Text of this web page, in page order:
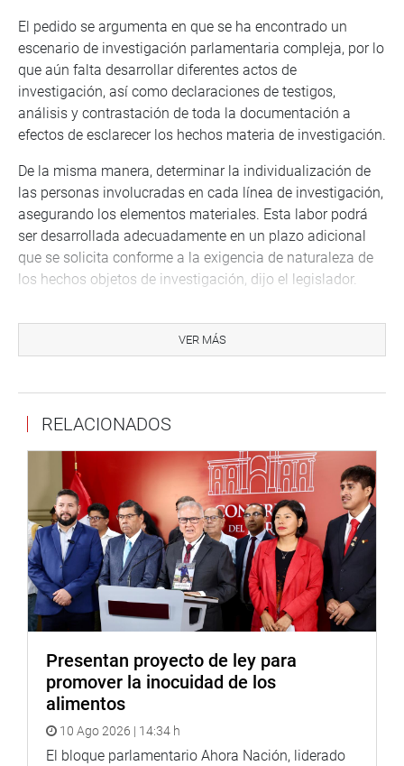
El pedido se argumenta en que se ha encontrado un
escenario de investigación parlamentaria compleja, por lo
que aún falta desarrollar diferentes actos de
investigación, así como declaraciones de testigos,
análisis y contrastación de toda la documentación a
efectos de esclarecer los hechos materia de investigación.
De la misma manera, determinar la individualización de
las personas involucradas en cada línea de investigación,
asegurando los elementos materiales. Esta labor podrá
ser desarrollada adecuadamente en un plazo adicional
que se solicita conforme a la exigencia de naturaleza de
los hechos objetos de investigación, dijo el legislador.
por 120 días hábiles, para seguir con las investigaciones
respecto a la paralización de la construcción de 3 314
proyectos, entre ellos, 14 hospitales a nivel nacional.
El pedido fue sustentado en el marco de sus atribuciones
conferidas en el artículo 68 y 88 del Reglamento del
Congreso que otorga facultades de comisión
investigadora a la Comisión de Fiscalización y
Contraloría.
OFICINA DE COMUNICACIONES
VER MÁS
RELACIONADOS
Presentan proyecto de ley para
promover la inocuidad de los
alimentos
10 Ago 2026 | 14:34 h
El bloque parlamentario Ahora Nación, liderado